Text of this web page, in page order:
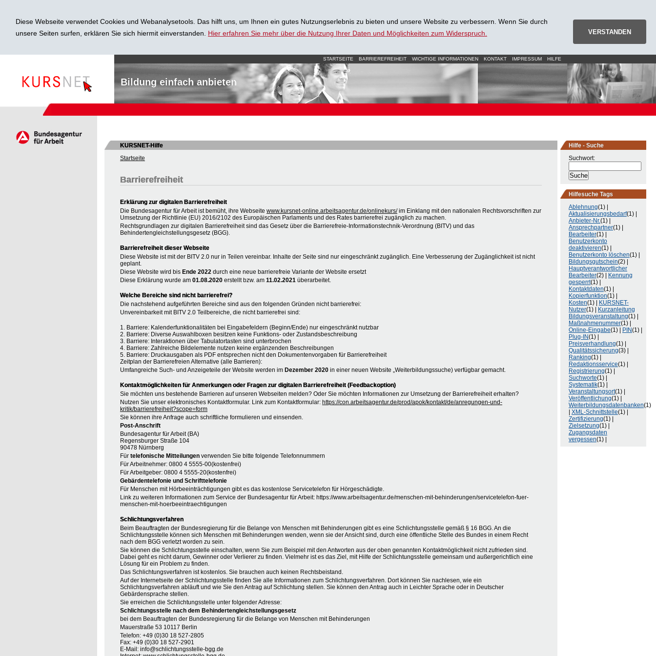
Diese Webseite verwendet Cookies und Webanalysetools. Das hilft uns, um Ihnen ein gutes Nutzungserlebnis zu bieten und unsere Website zu verbessern. Wenn Sie durch
unsere Seiten surfen, erklären Sie sich hiermit einverstanden. Hier erfahren Sie mehr über die Nutzung Ihrer Daten und Möglichkeiten zum Widerspruch. VERSTANDEN
STARTSEITE BARRIEREFREIHEIT WICHTIGE INFORMATIONEN KONTAKT IMPRESSUM HILFE
Bildung einfach anbieten
Hilfe - Suche
Suchwort:
Hilfesuche Tags
Ablehnung(1) |
Aktualisierungsbedarf(1) |
Anbieter-Nr.(1) |
Ansprechpartner(1) |
Bearbeiter(1) |
Benutzerkonto
deaktivieren(1) |
Benutzerkonto löschen(1) |
Bildungsgutschein(2) |
Hauptverantwortlicher
Bearbeiter(2) |
Kennung
gesperrt(1) |
Kontaktdaten(1) |
Kopierfunktion(1) |
Kosten(1) |
KURSNET-
Nutzer(1) |
Kurzanleitung
Bildungsveranstaltung(1) |
Maßnahmenummer(1) |
Online-Eingabe(1) | PIN(1) |
Plug-IN(1) |
Preisverhandlung(1) |
Qualitätssicherung(3) |
Ranking(1) |
Redaktionsservice(1) |
Registrierung(1) |
Suchworte(1) |
Systematik(1) |
Veranstaltungsort(1) |
Veröffentlichung(1) |
Weiterbildungsdatenbanken(1)
XML-Schnittstelle(1) |
Zertifizierung(1) |
Zielsetzung(1) |
Zugangsdaten
vergessen(1) |
KURSNET-Hilfe
Startseite
Barrierefreiheit
Erklärung zur digitalen Barrierefreiheit
Die Bundesagentur für Arbeit ist bemüht, ihre Webseite www.kursnet-online.arbeitsagentur.de/onlinekurs/im Einklang mit den nationalen Rechtsvorschriften zur
Umsetzung der Richtlinie (EU) 2016/2102 des Europäischen Parlaments und des Rates barrierefrei zugänglich zu machen.
Rechtsgrundlagen zur digitalen Barrierefreiheit sind das Gesetz über die Barrierefreie-Informationstechnik-Verordnung (BITV) und das
Behindertengleichstellungsgesetz (BGG).
Barrierefreiheit dieser Webseite
Diese Website ist mit der BITV 2.0 nur in Teilen vereinbar. Inhalte der Seite sind nur eingeschränkt zugänglich. Eine Verbesserung der Zugänglichkeit ist nicht
geplant.
Diese Website wird bis Ende 2022 durch eine neue barrierefreie Variante der Website ersetzt
Diese Erklärung wurde am 01.08.2020 erstellt bzw. am 11.02.2021 überarbeitet.
Welche Bereiche sind nicht barrierefrei?
Die nachstehend aufgeführten Bereiche sind aus den folgenden Gründen nicht barrierefrei:
Unvereinbarkeit mit BITV 2.0 Teilbereiche, die nicht barrierefrei sind:
1. Barriere: Kalenderfunktionalitäten bei Eingabefeldern (Beginn/Ende) nur eingeschränkt nutzbar
2. Barriere: Diverse Auswahlboxen besitzen keine Funktions- oder Zustandsbeschreibung
3. Barriere: Interaktionen über Tabulatortasten sind unterbrochen
4. Barriere: Zahlreiche Bildelemente nutzen keine ergänzenden Beschreibungen
5. Barriere: Druckausgaben als PDF entsprechen nicht den Dokumentenvorgaben für Barrierefreiheit
Zeitplan der Barrierefreien Alternative (alle Barrieren):
Umfangreiche Such- und Anzeigeteile der Website werden im Dezember 2020 in einer neuen Website „Weiterbildungssuche) verfügbar gemacht.
Kontaktmöglichkeiten für Anmerkungen oder Fragen zur digitalen Barrierefreiheit (Feedbackoption)
Sie möchten uns bestehende Barrieren auf unseren Webseiten melden? Oder Sie möchten Informationen zur Umsetzung der Barrierefreiheit erhalten?
Nutzen Sie unser elektronisches Kontaktformular. Link zum Kontaktformular: https://con.arbeitsagentur.de/prod/apok/kontakt/de/anregungen-und-
kritik/barrierefreiheit?scope=form
Sie können ihre Anfrage auch schriftliche formulieren und einsenden.
Post-Anschrift
Bundesagentur für Arbeit (BA)
Regensburger Straße 104
90478 Nürnberg
Für telefonische Mitteilungen verwenden Sie bitte folgende Telefonnummern
Für Arbeitnehmer: 0800 4 5555-00(kostenfrei)
Für Arbeitgeber: 0800 4 5555-20(kostenfrei)
Gebärdentelefonie und Schrifttelefonie
Für Menschen mit Hörbeeinträchtigungen gibt es das kostenlose Servicetelefon für Hörgeschädigte.
Link zu weiteren Informationen zum Service der Bundesagentur für Arbeit: https://www.arbeitsagentur.de/menschen-mit-behinderungen/servicetelefon-fuer-
menschen-mit-hoerbeeintraechtigungen
Schlichtungsverfahren
Beim Beauftragten der Bundesregierung für die Belange von Menschen mit Behinderungen gibt es eine Schlichtungsstelle gemäß § 16 BGG. An die
Schlichtungsstelle können sich Menschen mit Behinderungen wenden, wenn sie der Ansicht sind, durch eine öffentliche Stelle des Bundes in einem Recht
nach dem BGG verletzt worden zu sein.
Sie können die Schlichtungsstelle einschalten, wenn Sie zum Beispiel mit den Antworten aus der oben genannten Kontaktmöglichkeit nicht zufrieden sind.
Dabei geht es nicht darum, Gewinner oder Verlierer zu finden. Vielmehr ist es das Ziel, mit Hilfe der Schlichtungsstelle gemeinsam und außergerichtlich eine
Lösung für ein Problem zu finden.
Das Schlichtungsverfahren ist kostenlos. Sie brauchen auch keinen Rechtsbeistand.
Auf der Internetseite der Schlichtungsstelle finden Sie alle Informationen zum Schlichtungsverfahren. Dort können Sie nachlesen, wie ein
Schlichtungsverfahren abläuft und wie Sie den Antrag auf Schlichtung stellen. Sie können den Antrag auch in Leichter Sprache oder in Deutscher
Gebärdensprache stellen.
Sie erreichen die Schlichtungsstelle unter folgender Adresse:
Schlichtungsstelle nach dem Behindertengleichstellungsgesetz
bei dem Beauftragten der Bundesregierung für die Belange von Menschen mit Behinderungen
Mauerstraße 53 10117 Berlin
Telefon: +49 (0)30 18 527-2805
Fax: +49 (0)30 18 527-2901
E-Mail: info@schlichtungsstelle-bgg.de